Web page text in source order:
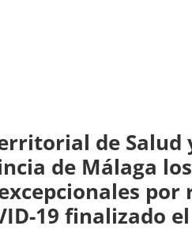
de Salud
de Málaga
por
19 finalizado